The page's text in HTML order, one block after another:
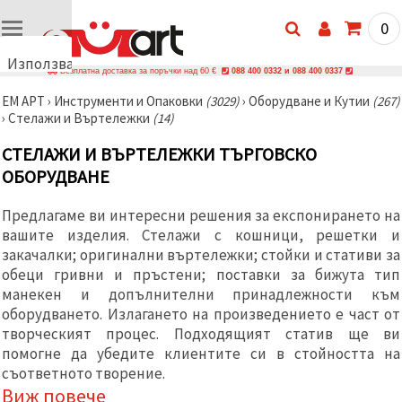
Използваме
🍪
Използваме
и подобни
технологии,
за да
правилната
работа на
сайта, да
подобрим
твоето
изживяване
и, с твое
съгласие,
да
анализираме
трафика и
показваме
по-
0
Безплатна доставка за поръчки над 60 € 088 400 0332 и 088 400 0337
ЕМ АРТ › Инструменти и Опаковки (3029)› Оборудване и Кутии (267)
› Стелажи и Въртележки (14)
СТЕЛАЖИ И ВЪРТЕЛЕЖКИ ТЪРГОВСКО
ОБОРУДВАНЕ
Предлагаме ви интересни решения за експонирането на
вашите изделия. Стелажи с кошници, решетки и
закачалки; оригинални въртележки; стойки и стативи за
обеци гривни и пръстени; поставки за бижута тип
манекен и допълнителни принадлежности към
оборудването. Излагането на произведението е част от
творческият процес. Подходящият статив ще ви
помогне да убедите клиентите си в стойността на
съответното творение.
Виж повече